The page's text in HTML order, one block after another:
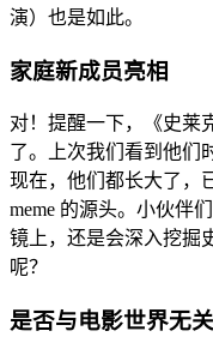
演）也是如此。
家庭新成员亮相
对！提醒一下，《史莱
了。上次我们看到他们
现在，他们都长大了，
meme 的源头。小伙伴
镜上，还是会深入挖掘
呢？
是否与电影世界无关